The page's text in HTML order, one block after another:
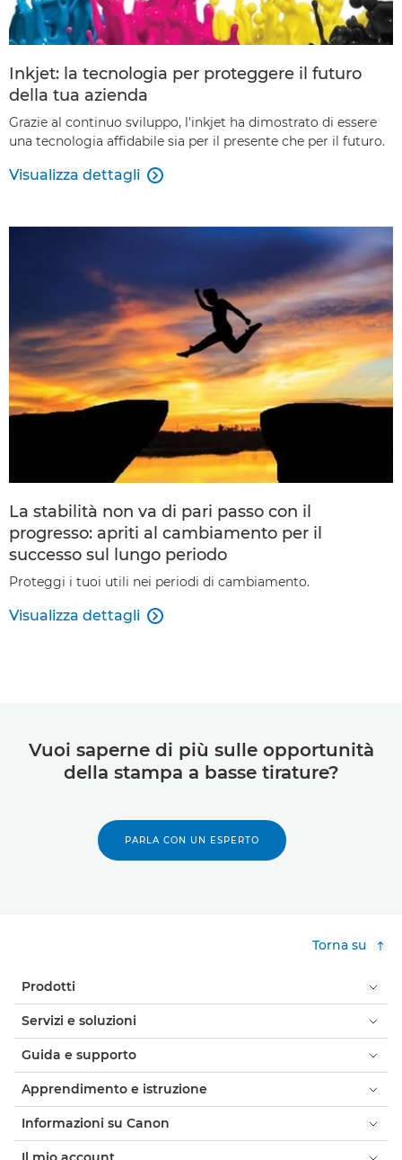
Inkjet: la tecnologia per proteggere il futuro
della tua azienda
Grazie al continuo sviluppo, l'inkjet ha dimostrato di essere
una tecnologia affidabile sia per il presente che per il futuro.
Visualizza dettagli 
La stabilità non va di pari passo con il
progresso: apriti al cambiamento per il
successo sul lungo periodo
Proteggi i tuoi utili nei periodi di cambiamento.
Visualizza dettagli 
Vuoi saperne di più sulle opportunità
della stampa a basse tirature?
PARLA CON UN ESPERTO
Torna su
Prodotti
Servizi e soluzioni
Guida e supporto
Apprendimento e istruzione
Informazioni su Canon